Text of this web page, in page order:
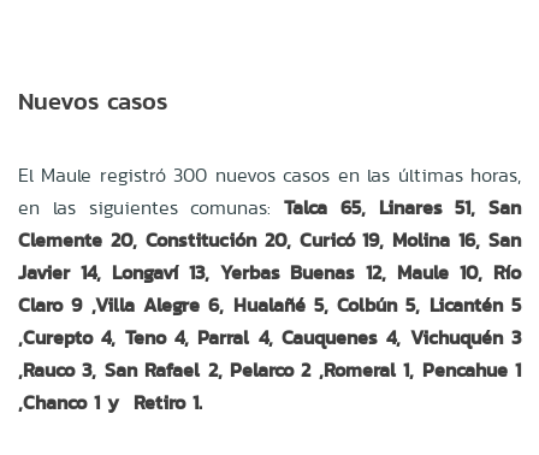
Nuevos casos
El Maule registró 300 nuevos casos en las últimas horas,
en las siguientes comunas: Talca 65, Linares 51, San
Clemente 20, Constitución 20, Curicó 19, Molina 16, San
Javier 14, Longaví 13, Yerbas Buenas 12, Maule 10, Río
Claro 9 ,Villa Alegre 6, Hualañé 5, Colbún 5, Licantén 5
,Curepto 4, Teno 4, Parral 4, Cauquenes 4, Vichuquén 3
,Rauco 3, San Rafael 2, Pelarco 2 ,Romeral 1, Pencahue 1
,Chanco 1 y Retiro 1.